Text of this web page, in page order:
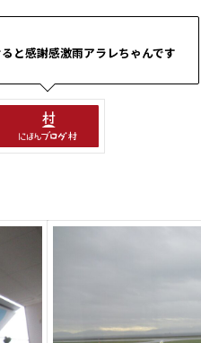
と感謝感激雨アラレちゃんです